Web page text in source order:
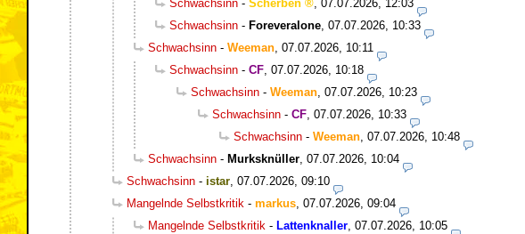
Schwachsinn - Scherben
07.07.2026, 12:03
Schwachsinn - Foreveralone 07.07.2026, 10:33
Schwachsinn - Weeman 07.07.2026, 10:11
Schwachsinn - CF 07.07.2026, 10:18
Schwachsinn - Weeman 07.07.2026, 10:23
Schwachsinn - CF 07.07.2026, 10:33
Schwachsinn - Weeman 07.07.2026, 10:48
Schwachsinn - Murksknüller 07.07.2026, 10:04
Schwachsinn - istar 07.07.2026, 09:10
Mangelnde Selbstkritik - markus 07.07.2026, 09:04
Mangelnde Selbstkritik - Lattenknaller 07.07.2026, 10:05